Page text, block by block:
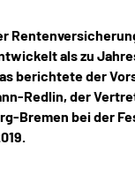
als zu
berichtete der
Redlin, der
Bremen bei der